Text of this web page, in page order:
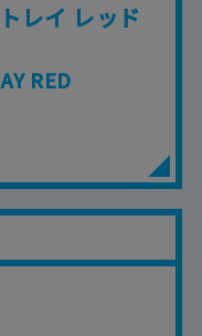
レイ レッド
RED